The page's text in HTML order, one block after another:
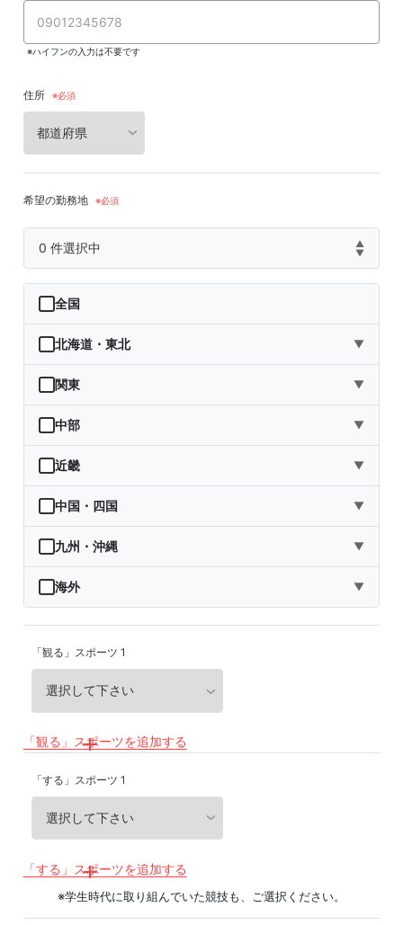
※ハイフンの入力は不要です
住所
希望の勤務地
0 件選択中
▲
▼
全国
北海道・東北 ▼
北海道
青森県
岩手県
宮城県
秋田県
関東 ▼
茨城県
栃木県
群馬県
埼玉県
千葉県
神奈川県
中部 ▼
新潟県
富山県
石川県
福井県
長野県
岐阜県
静岡県
愛知県
近畿 ▼
三重県
滋賀県
京都府
兵庫県
奈良県
和歌山県
中国・四国 ▼
鳥取県
島根県
岡山県
広島県
山口県
徳島県
香川県
愛媛県
九州・沖縄 ▼
福岡県
佐賀県
長崎県
熊本県
大分県
宮崎県
鹿児島県
海外 ▼
海外
「観る」スポーツ 1
「観る」スポーツを追加する
「する」スポーツ 1
「する」スポーツを追加する
※学生時代に取り組んでいた競技も、ご選択ください。